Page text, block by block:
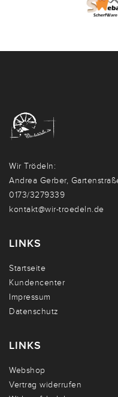
Wir Trödeln:
Andrea Gerber,
0173/3279339
kontakt@wir-troedeln.de
LINKS
Startseite
Kundencenter
Impressum
Datenschutz
LINKS
Webshop
Vertrag widerrufen